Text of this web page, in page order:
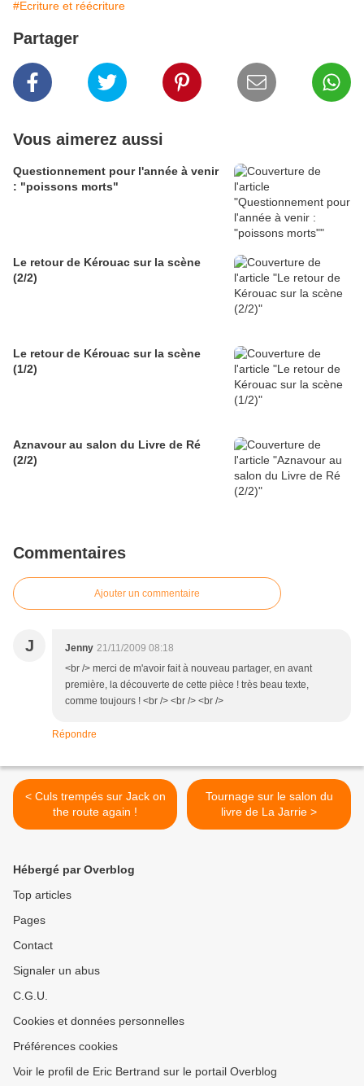
#Ecriture et réécriture
Partager
Vous aimerez aussi
Questionnement pour l'année à venir
: "poissons morts"
Le retour de Kérouac sur la scène
(2/2)
Le retour de Kérouac sur la scène
(1/2)
Aznavour au salon du Livre de Ré
(2/2)
Commentaires
Ajouter un commentaire
J Jenny 21/11/2009 08:18
<br /> merci de m'avoir fait à nouveau partager, en avant
première, la découverte de cette pièce ! très beau texte,
comme toujours ! <br /> <br /> <br />
Répondre
< Culs trempés sur Jack on
the route again !
Tournage sur le salon du
livre de La Jarrie >
Hébergé par Overblog
Top articles
Pages
Contact
Signaler un abus
C.G.U.
Cookies et données personnelles
Préférences cookies
Voir le profil de Eric Bertrand sur le portail Overblog